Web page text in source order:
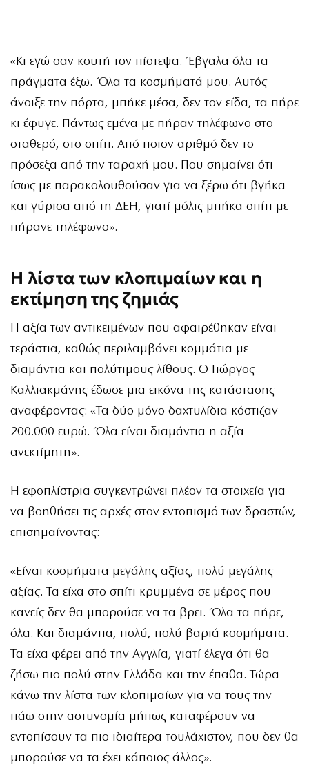
«Κι εγώ σαν κουτή τον πίστεψα. Έβγαλα όλα τα
πράγματα έξω. Όλα τα κοσμήματά μου. Αυτός
άνοιξε την πόρτα, μπήκε μέσα, δεν τον είδα, τα πήρε
κι έφυγε. Πάντως εμένα με πήραν τηλέφωνο στο
σταθερό, στο σπίτι. Από ποιον αριθμό δεν το
πρόσεξα από την ταραχή μου. Που σημαίνει ότι
ίσως με παρακολουθούσαν για να ξέρω ότι βγήκα
και γύρισα από τη ΔΕΗ, γιατί μόλις μπήκα σπίτι με
πήρανε τηλέφωνο».
Η λίστα των κλοπιμαίων και η
εκτίμηση της ζημιάς
Η αξία των αντικειμένων που αφαιρέθηκαν είναι
τεράστια, καθώς περιλαμβάνει κομμάτια με
διαμάντια και πολύτιμους λίθους. Ο Γιώργος
Καλλιακμάνης έδωσε μια εικόνα της κατάστασης
αναφέροντας: «Τα δύο μόνο δαχτυλίδια κόστιζαν
200.000 ευρώ. Όλα είναι διαμάντια η αξία
ανεκτίμητη».
Η εφοπλίστρια συγκεντρώνει πλέον τα στοιχεία για
να βοηθήσει τις αρχές στον εντοπισμό των δραστών,
επισημαίνοντας:
«Είναι κοσμήματα μεγάλης αξίας, πολύ μεγάλης
αξίας. Τα είχα στο σπίτι κρυμμένα σε μέρος που
κανείς δεν θα μπορούσε να τα βρει. Όλα τα πήρε,
όλα. Και διαμάντια, πολύ, πολύ βαριά κοσμήματα.
Τα είχα φέρει από την Αγγλία, γιατί έλεγα ότι θα
ζήσω πιο πολύ στην Ελλάδα και την έπαθα. Τώρα
κάνω την λίστα των κλοπιμαίων για να τους την
πάω στην αστυνομία μήπως καταφέρουν να
εντοπίσουν τα πιο ιδιαίτερα τουλάχιστον, που δεν θα
μπορούσε να τα έχει κάποιος άλλος».